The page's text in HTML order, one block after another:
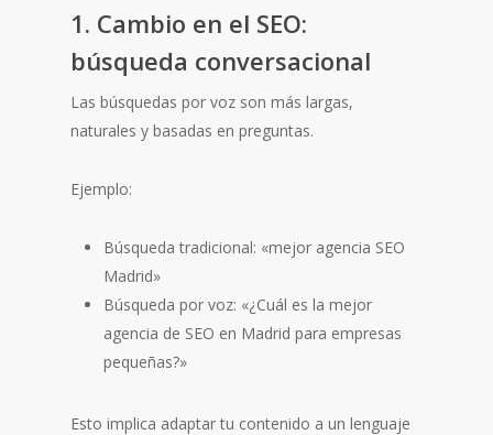
1. Cambio en el SEO:
búsqueda conversacional
Las búsquedas por voz son más largas,
naturales y basadas en preguntas.
Ejemplo:
Búsqueda tradicional: «mejor agencia SEO
Madrid»
Búsqueda por voz: «¿Cuál es la mejor
agencia de SEO en Madrid para empresas
pequeñas?»
Esto implica adaptar tu contenido a un lenguaje